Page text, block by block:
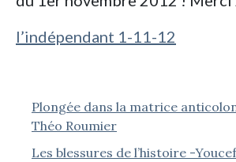
l’indépendant 1-11-12
Plongée dans la matrice
Théo Roumier
Les blessures de l’histoire -